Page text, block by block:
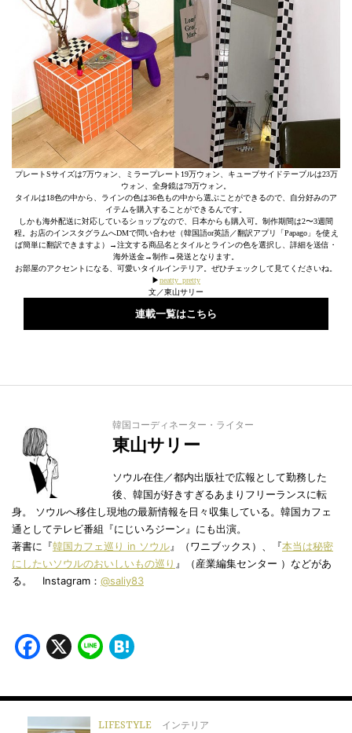
プレートSサイズは7万ウォン、ミラープレート19万ウォン、キューブサイドテーブルは23万
ウォン、全身鏡は79万ウォン。
タイルは18色の中から、ラインの色は36色もの中から選ぶことができるので、自分好みのア
イテムを購入することができるんです。
しかも海外配送に対応しているショップなので、日本からも購入可。制作期間は2〜3週間
程。お店のインスタグラムへDMで問い合わせ（韓国語or英語／翻訳アプリ「Papago」を使え
ば簡単に翻訳できますよ）→注文する商品名とタイルとラインの色を選択し、詳細を送信・
海外送金→制作→発送となります。
お部屋のアクセントになる、可愛いタイルインテリア。ぜひチェックして見てくださいね。
▶︎neatty_pretty
文／東山サリー
連載一覧はこちら
韓国コーディネーター・ライター
東山サリー
ソウル在住／都内出版社で広報として勤務した
後、韓国が好きすぎるあまりフリーランスに転
身。 ソウルへ移住し現地の最新情報を日々収集している。韓国カフェ
通としてテレビ番組『にじいろジーン』にも出演。
著書に『韓国カフェ巡り in ソウル』（ワニブックス）、『本当は秘密
にしたいソウルのおいしいもの巡り 』（産業編集センター ）などがあ
る。 Instagram： @saliy83
Facebook
X Line
LIFESTYLE インテリア